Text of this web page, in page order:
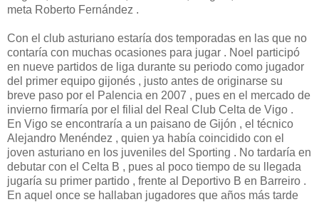
meta Roberto Fernández .
Con el club asturiano estaría dos temporadas en las que no
contaría con muchas ocasiones para jugar . Noel participó
en nueve partidos de liga durante su periodo como jugador
del primer equipo gijonés , justo antes de originarse su
breve paso por el Palencia en 2007 , pues en el mercado de
invierno firmaría por el filial del Real Club Celta de Vigo .
En Vigo se encontraría a un paisano de Gijón , el técnico
Alejandro Menéndez , quien ya había coincidido con el
joven asturiano en los juveniles del Sporting . No tardaría en
debutar con el Celta B , pues al poco tiempo de su llegada
jugaría su primer partido , frente al Deportivo B en Barreiro .
En aquel once se hallaban jugadores que años más tarde